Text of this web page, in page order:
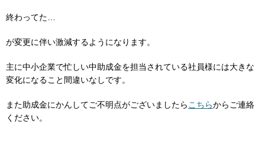
終わってた…
が変更に伴い激減するようになります。
主に中小企業で忙しい中助成金を担当されている社員様には大きな
変化になること間違いなしです。
また助成金にかんしてご不明点がございましたら こちらからご連絡
ください。